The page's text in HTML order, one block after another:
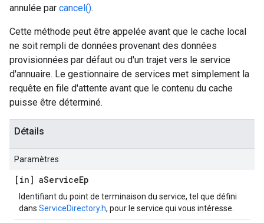
annulée par cancel().
Cette méthode peut être appelée avant que le cache local
ne soit rempli de données provenant des données
provisionnées par défaut ou d'un trajet vers le service
d'annuaire. Le gestionnaire de services met simplement la
requête en file d'attente avant que le contenu du cache
puisse être déterminé.
Détails
Paramètres
[in] aServiceEp
Identifiant du point de terminaison du service, tel que défini
dans ServiceDirectory.h, pour le service qui vous intéresse.